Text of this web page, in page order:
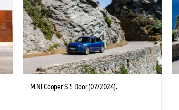
MINI Cooper S 5 Door (07/2024).